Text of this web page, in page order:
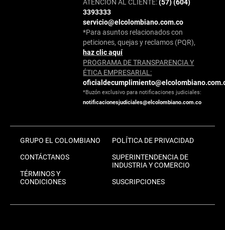
ATENCIÓN AL CLIENTE:(57) (604)
3393333
servicio@elcolombiano.com.co
*Para asuntos relacionados con
peticiones, quejas y reclamos (PQR),
haz clic aquí
PROGRAMA DE TRANSPARENCIA Y
ÉTICA EMPRESARIAL:
*Buzón exclusivo para notificaciones judiciales:
notificacionesjudiciales@elcolombiano.com.co
GRUPO EL COLOMBIANO
CONTÁCTANOS
TÉRMINOS Y
CONDICIONES
POLÍTICA DE PRIVACIDAD
SUPERINTENDENCIA DE
INDUSTRIA Y COMERCIO
SUSCRIPCIONES